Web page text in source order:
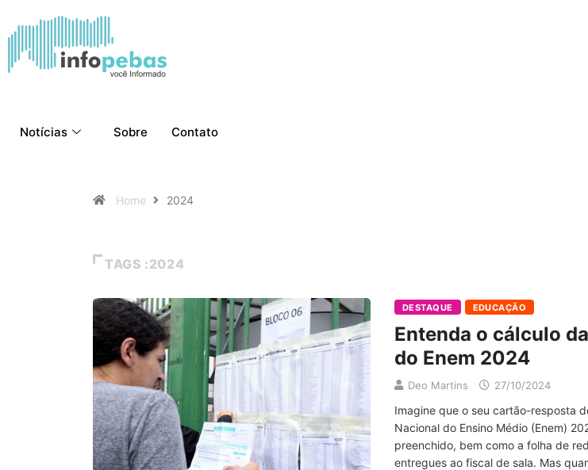
Notícias Sobre Contato
Home 2024
TAGS :2024
DESTAQUE EDUCAÇÃO
Entenda o cálculo
do Enem 2024
Deo Martins 27/10/2024
Imagine que o seu cartão-resposta
Nacional do Ensino Médio (Enem)
preenchido, bem como a folha de
entregues ao fiscal de sala. Mas